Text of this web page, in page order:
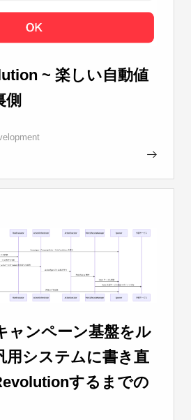
~ 楽しい自動値
側
ャンペーン基盤をル
用システムに書き直
するまでの